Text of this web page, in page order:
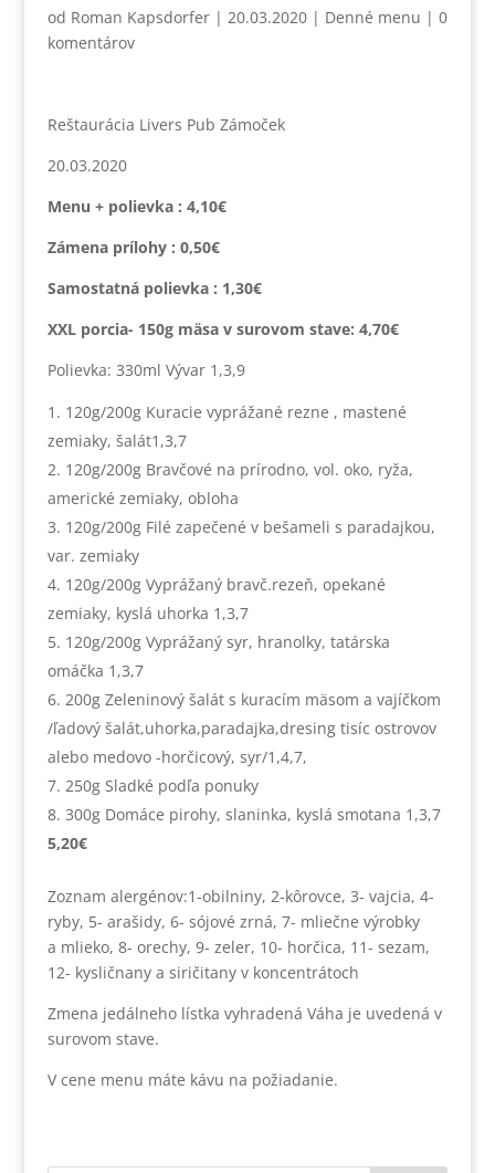
od Roman Kapsdorfer| 20.03.2020| Denné menu | 0
komentárov
Reštaurácia Livers Pub Zámoček
20.03.2020
Menu + polievka : 4,10€
Zámena prílohy : 0,50€
Samostatná polievka : 1,30€
XXL porcia- 150g mäsa v surovom stave: 4,70€
Polievka: 330ml Vývar 1,3,9
120g/200g Kuracie vyprážané rezne , mastené
zemiaky, šalát1,3,7
120g/200g Bravčové na prírodno, vol. oko, ryža,
americké zemiaky, obloha
120g/200g Filé zapečené v bešameli s paradajkou,
var. zemiaky
120g/200g Vyprážaný bravč.rezeň, opekané
zemiaky, kyslá uhorka 1,3,7
120g/200g Vyprážaný syr, hranolky, tatárska
omáčka 1,3,7
200g Zeleninový šalát s kuracím mäsom a vajíčkom
/ľadový šalát,uhorka,paradajka,dresing tisíc ostrovov
alebo medovo -horčicový, syr/1,4,7,
250g Sladké podľa ponuky
300g Domáce pirohy, slaninka, kyslá smotana 1,3,7
5,20€
Zoznam alergénov:1-obilniny, 2-kôrovce, 3- vajcia, 4-
ryby, 5- arašidy, 6- sójové zrná, 7- mliečne výrobky
a mlieko, 8- orechy, 9- zeler, 10- horčica, 11- sezam,
12- kysličnany a siričitany v koncentrátoch
Zmena jedálneho lístka vyhradená Váha je uvedená v
surovom stave.
V cene menu máte kávu na požiadanie.